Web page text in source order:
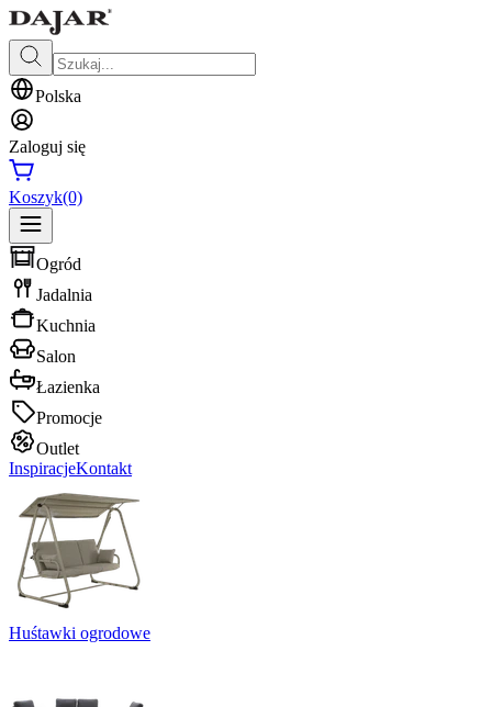
Polska
Zaloguj się
Koszyk(0)
Ogród
Jadalnia
Kuchnia
Salon
Łazienka
Promocje
Outlet
InspiracjeKontakt
Huśtawki ogrodowe